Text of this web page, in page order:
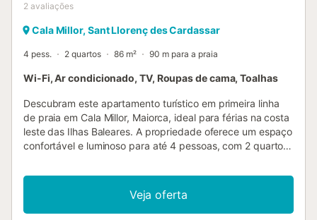
2 avaliações
Cala Millor, Sant Llorenç des Cardassar
4 pess. 2 quartos 86 m² 90 m para a praia
Wi-Fi, Ar condicionado, TV, Roupas de cama, Toalhas
Descubram este apartamento turístico em primeira linha
de praia em Cala Millor, Maiorca, ideal para férias na costa
leste das Ilhas Baleares. A propriedade oferece um espaço
confortável e luminoso para até 4 pessoas, com 2 quartos,
perfeito para famílias, casais ou pequenos grupos que
procuram descanso e praia. Situado a poucos passos da
praia, este alojamento de férias com vista para o mar
permite-vos desfrutar de paisagens deslumbrantes, brisa
Veja oferta